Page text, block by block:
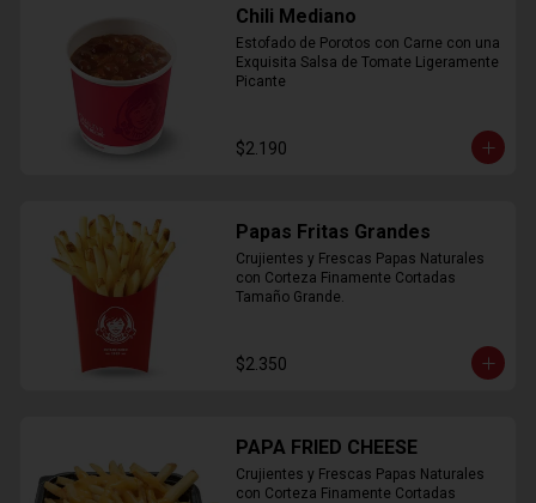
Chili Mediano
Estofado de Porotos con Carne con una
Exquisita Salsa de Tomate Ligeramente
Picante
$2.190
Papas Fritas Grandes
Crujientes y Frescas Papas Naturales
con Corteza Finamente Cortadas
Tamaño Grande.
$2.350
PAPA FRIED CHEESE
Crujientes y Frescas Papas Naturales
con Corteza Finamente Cortadas